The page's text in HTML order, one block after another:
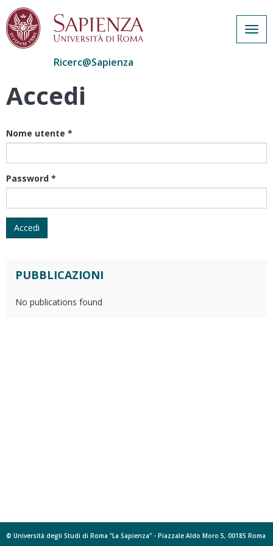
Salta
Ricerc@Sapienza
Accedi
Nome utente *
Password *
Accedi
PUBBLICAZIONI
No publications found
© Università degli Studi di Roma "La Sapienza" - Piazzale Aldo Moro 5, 00185 Roma